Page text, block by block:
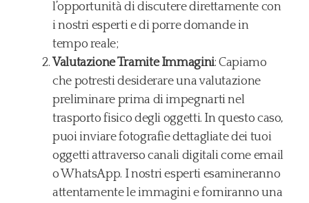
l’opportunità di discutere direttamente con
i nostri esperti e di porre domande in
tempo reale;
Valutazione Tramite Immagini: Capiamo
che potresti desiderare una valutazione
preliminare prima di impegnarti nel
trasporto fisico degli oggetti. In questo caso,
puoi inviare fotografie dettagliate dei tuoi
oggetti attraverso canali digitali come email
o WhatsApp. I nostri esperti esamineranno
attentamente le immagini e forniranno una